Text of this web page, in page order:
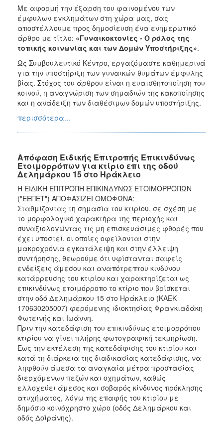
Με αφορμή την έξαρση του φαινομένου των
έμφυλων εγκλημάτων στη χώρα μας, σας
αποστέλλουμε προς δημοσίευση ένα ενημερωτικό
άρθρο με τίτλο: «Γυναικοκτονίες - Ο ρόλος της
τοπικής κοινωνίας και των Δομών Υποστήριξης».
Ως Συμβουλευτικό Κέντρο, εργαζόμαστε καθημερινά
για την υποστήριξη των γυναικών-θυμάτων έμφυλης
βίας. Στόχος του άρθρου είναι η ευαισθητοποίηση του
κοινού, η αναγνώριση των σημαδιών της κακοποίησης
και η ανάδειξη των διαθέσιμων δομών υποστήριξης.
περισσότερα...
Απόφαση Ειδικής Επιτροπής Επικινδύνως
Ετοιμορρόπων για κτίριο επι της οδού
Δελημάρκου 15 στο Ηράκλειο
Η ΕΙΔΙΚΗ ΕΠΙΤΡΟΠΗ ΕΠΙΚΙΝΔΥΝΩΣ ΕΤΟΙΜΟΡΡΟΠΩΝ
("ΕΕΠΕΤ") ΑΠΟΦΑΣΙΖΕΙ ΟΜΟΦΩΝΑ:
Σταθμίζοντας τη σημασία του κτιρίου, σε σχέση με
το μορφολογικό χαρακτήρα της περιοχής και
συναξιολογώντας τις μη επισκευάσιμες φθορές που
έχει υποστεί, οι οποίες οφείλονται στην
μακροχρόνια εγκατάλειψη και στην έλλειψη
συντήρησης, θεωρούμε ότι υφίστανται σαφείς
ενδείξεις άμεσου και αναπότρεπτου κινδύνου
κατάρρευσης του κτιρίου και χαρακτηρίζεται ως
επικινδύνως ετοιμόρροπο το κτίριο που βρίσκεται
στην οδό Δελημάρκου 15 στο Ηράκλειο (ΚΑΕΚ
170630205007) φερόμενης ιδιοκτησίας Φραγκιαδάκη
Φωτεινής και Ιωάννη.
Πριν την κατεδάφιση του επικινδύνως ετοιμορρόπου
κτιρίου να γίνει πλήρης φωτογραφική τεκμηρίωση.
Έως την εκτέλεση της κατεδάφισης του κτιρίου και
κατά τη διάρκεια της διαδικασίας κατεδάφισης, να
ληφθούν άμεσα τα αναγκαία μέτρα προστασίας
διερχόμενων πεζών και οχημάτων, καθώς
ελλοχεύει άμεσος και σοβαρός κίνδυνος πρόκλησης
ατυχήματος, λόγω της επαφής του κτιρίου με
δημόσιο κοινόχρηστο χώρο (οδός Δελημάρκου και
οδός Δοϊράνης).